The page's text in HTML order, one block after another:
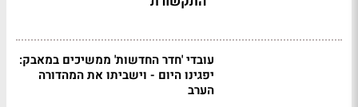
עובדי 'חדר החדשות' ממשיכים במאבק:
יפגינו היום - וישביתו את המהדורה
הערב